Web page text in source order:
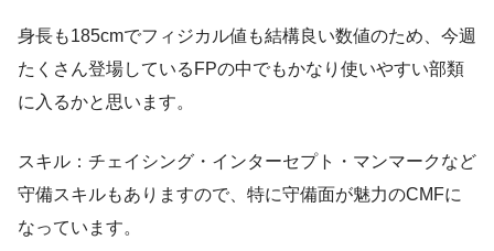
身長も185cmでフィジカル値も結構良い数値のため、今週
たくさん登場しているFPの中でもかなり使いやすい部類
に入るかと思います。
スキル：チェイシング・インターセプト・マンマークなど
守備スキルもありますので、特に守備面が魅力のCMFに
なっています。